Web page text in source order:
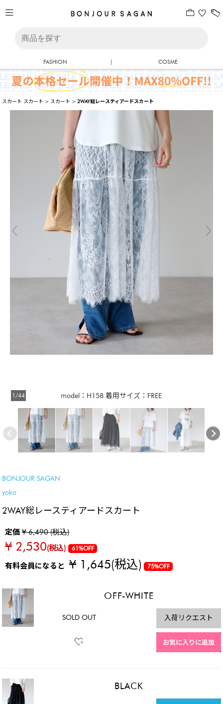
FASHION | COSME
スカート スカート > スカート >2WAY総レースティアードスカート
model：H158 着用サイズ：FREE
1/44
BONJOUR SAGAN
yoko
2WAY総レースティアードスカート
定価¥ 6,490 (税込)
¥ 2,530(税込) 61%OFF
有料会員になると¥ 1,645(税込) 75%OFF
OFF-WHITE
SOLD OUT 入荷リクエスト
お気に入りに追加
BLACK